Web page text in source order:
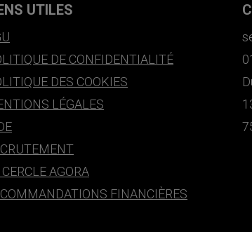
UTILES
DE CONFIDENTIALITÉ
DES COOKIES
LÉGALES
CERCLE AGORA
FINANCIÈRES